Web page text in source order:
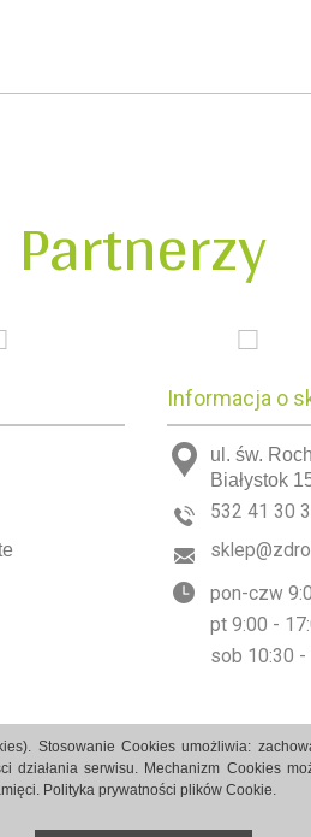
Stosowanie Cookies umożliwia:
działania serwisu. Mechanizm Cookies
Polityka prywatności plików Cookie.
Partnerzy
Informacja o
ul. św.
Białystok
532 41 30
pon-czw
pt 9:00 -
sob 10:30 -